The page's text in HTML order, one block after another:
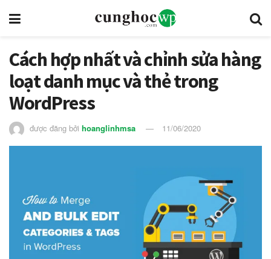
Cách hợp nhất và chỉnh sửa hàng
loạt danh mục và thẻ trong
WordPress
được đăng bởi hoanglinhmsa 11/06/2020